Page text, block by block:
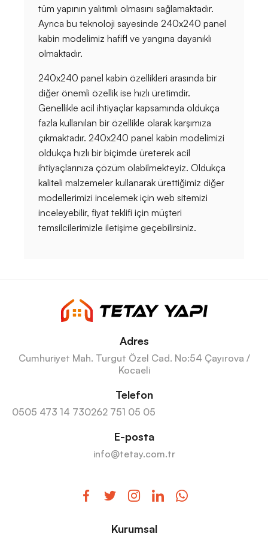
tüm yapının yalıtımlı olmasını sağlamaktadır.
Ayrıca bu teknoloji sayesinde 240x240 panel
kabin modelimiz hafifl ve yangına dayanıklı
olmaktadır.
240x240 panel kabin özellikleri arasında bir
diğer önemli özellik ise hızlı üretimdir.
Genellikle acil ihtiyaçlar kapsamında oldukça
fazla kullanılan bir özellikle olarak karşımıza
çıkmaktadır. 240x240 panel kabin modelimizi
oldukça hızlı bir biçimde üreterek acil
ihtiyaçlarınıza çözüm olabilmekteyiz. Oldukça
kaliteli malzemeler kullanarak ürettiğimiz diğer
modellerimizi incelemek için web sitemizi
inceleyebilir, fiyat teklifi için müşteri
temsilcilerimizle iletişime geçebilirsiniz.
Adres
Cumhuriyet Mah. Turgut Özel Cad. No:54 Çayırova /
Kocaeli
Telefon
0505 473 14 730262 751 05 05
E-posta
info@tetay.com.tr
Kurumsal